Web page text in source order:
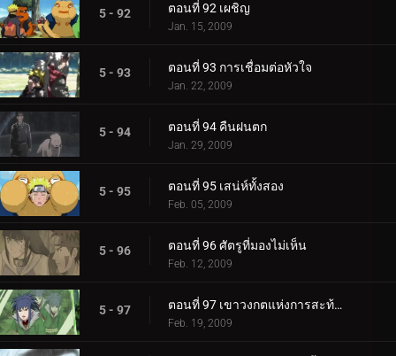
5 - 92 ตอนที่ 92 เผชิญ
Jan. 15, 2009
5 - 93 ตอนที่ 93 การเชื่อมต่อหัวใจ
Jan. 22, 2009
5 - 94 ตอนที่ 94 คืนฝนตก
Jan. 29, 2009
5 - 95 ตอนที่ 95 เสน่ห์ทั้งสอง
Feb. 05, 2009
5 - 96 ตอนที่ 96 ศัตรูที่มองไม่เห็น
Feb. 12, 2009
5 - 97 ตอนที่ 97 เขาวงกตแห่งการสะท้อนที่บิดเบี้ยว
Feb. 19, 2009